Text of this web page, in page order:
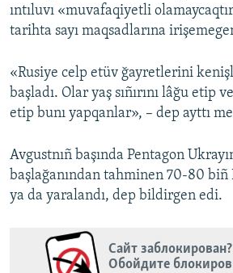
ıntıluvı «muvafaqiyetli
tarihta sayı maqsadlarına
«Rusiye celp etüv ğayretlerini
başladı. Olar yaş sıñırını lâğu etip
etip bunı yapqanlar», – dep ayttı
Avgustnıñ başında Pentagon
başlağanından tahminen 70-80
ya da yaralandı, dep bildirgen edi.
Сайт заблокирован?
Обойдите